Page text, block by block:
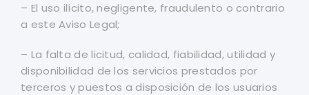
– El uso ilícito, negligente, fraudulento o contrario
a este Aviso Legal;
– La falta de licitud, calidad, fiabilidad, utilidad y
disponibilidad de los servicios prestados por
terceros y puestos a disposición de los usuarios